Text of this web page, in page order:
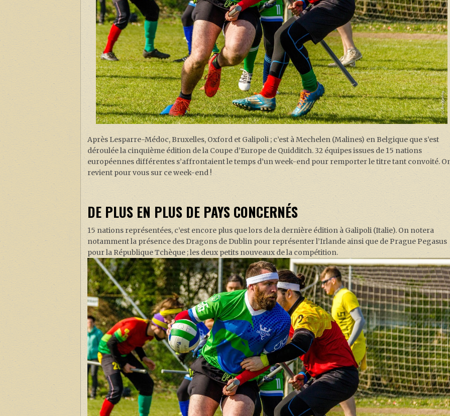
Après Lesparre-Médoc, Bruxelles, Oxford et Galipoli ; c’est à Mechelen (Malines) en Belgique que s’est
déroulée la cinquième édition de la Coupe d’Europe de Quidditch. 32 équipes issues de 15 nations
européennes différentes s’affrontaient le temps d’un week-end pour remporter le titre tant convoité.
revient pour vous sur ce week-end !
DE PLUS EN PLUS DE PAYS CONCERNÉS
15 nations représentées, c’est encore plus que lors de la dernière édition à Galipoli (Italie). On notera
notamment la présence des Dragons de Dublin pour représenter l’Irlande ainsi que de Prague Pegasus
pour la République Tchèque ; les deux petits nouveaux de la compétition.